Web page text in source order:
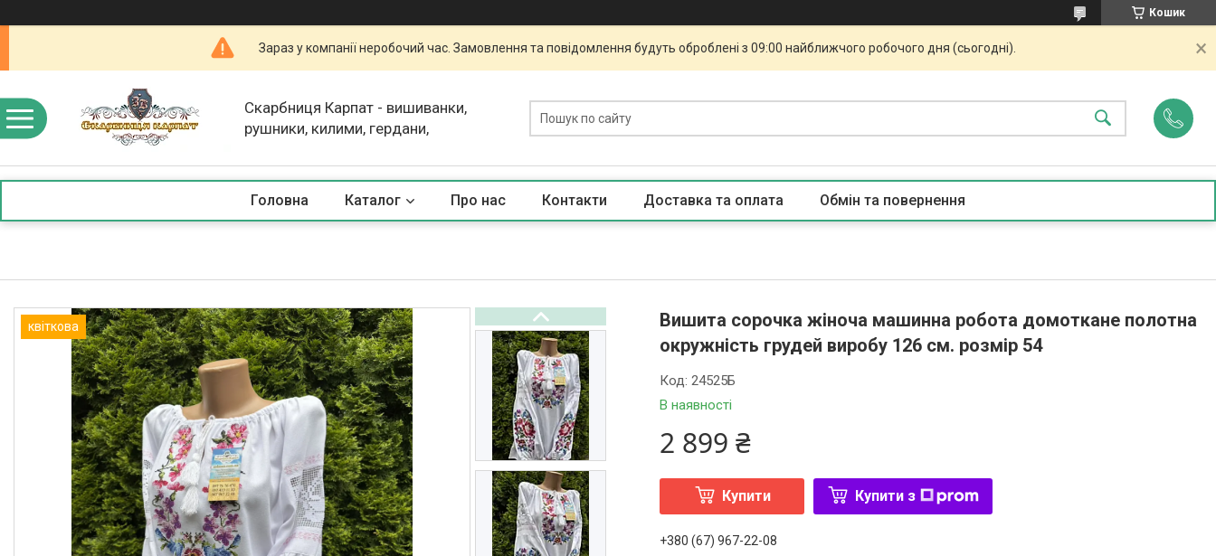
Кошик
Зараз у компанії неробочий час. Замовлення та повідомлення будуть оброблені з 09:00 найближчого робочого дня (сьогодні).
Скарбниця Карпат - вишиванки,
рушники, килими, гердани,
Головна Каталог Про нас Контакти Доставка та оплата Обмін та повернення
квіткова
Вишита сорочка жіноча машинна робота домоткане полотна
окружність грудей виробу 126 см. розмір 54
В наявності
Код:24525Б
2 899 ₴
Купити Купити з
+380 (67) 967-22-08